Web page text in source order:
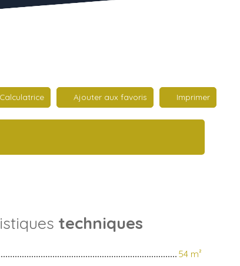
Calculatrice Ajouter aux favoris Imprimer
techniques
54 m²